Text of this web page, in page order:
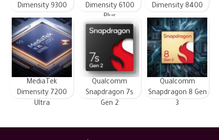
Dimensity 8400
Dimensity 6100
Plus
Dimensity 9300
Qualcomm
Snapdragon 8 Gen
3
Qualcomm
Snapdragon 7s
Gen 2
MediaTek
Dimensity 7200
Ultra